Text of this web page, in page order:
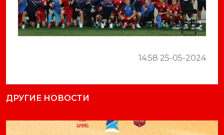
14:58 25-05-2024
ДРУГИЕ НОВОСТИ